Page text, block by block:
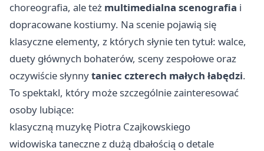
choreografia, ale też multimedialna scenografia i
dopracowane kostiumy. Na scenie pojawią się
klasyczne elementy, z których słynie ten tytuł: walce,
duety głównych bohaterów, sceny zespołowe oraz
oczywiście słynnytaniec czterech małych łabędzi.
To spektakl, który może szczególnie zainteresować
osoby lubiące:
klasyczną muzykę Piotra Czajkowskiego
widowiska taneczne z dużą dbałością o detale